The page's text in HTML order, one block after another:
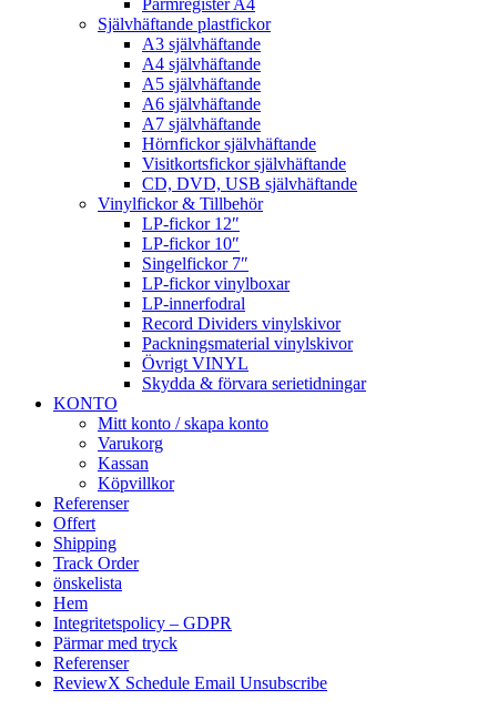
Pärmregister A4
Självhäftande plastfickor
A3 självhäftande
A4 självhäftande
A5 självhäftande
A6 självhäftande
A7 självhäftande
Hörnfickor självhäftande
Visitkortsfickor självhäftande
CD, DVD, USB självhäftande
Vinylfickor & Tillbehör
LP-fickor 12″
LP-fickor 10″
Singelfickor 7″
LP-fickor vinylboxar
LP-innerfodral
Record Dividers vinylskivor
Packningsmaterial vinylskivor
Övrigt VINYL
Skydda & förvara serietidningar
KONTO
Mitt konto / skapa konto
Varukorg
Kassan
Köpvillkor
Referenser
Offert
Shipping
Track Order
önskelista
Hem
Integritetspolicy – GDPR
Pärmar med tryck
Referenser
ReviewX Schedule Email Unsubscribe